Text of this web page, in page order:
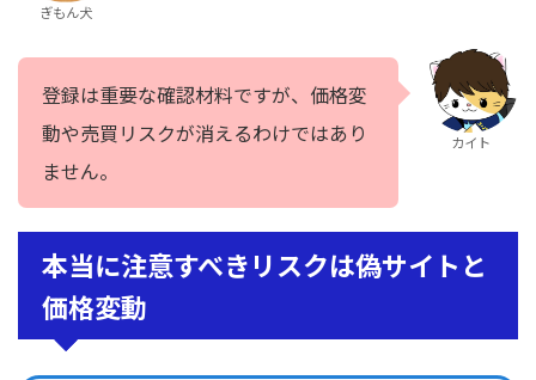
ぎもん犬
登録は重要な確認材料ですが、価格変
動や売買リスクが消えるわけではあり
ません。
カイト
本当に注意すべきリスクは偽サイトと
価格変動